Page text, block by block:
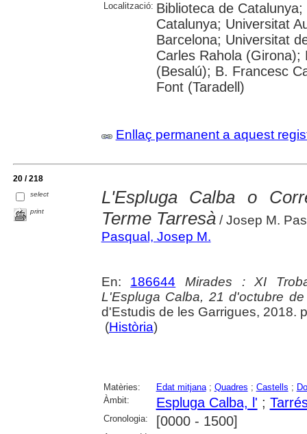
Localització: Biblioteca de
Catalunya; Universitat
Barcelona; Universitat
Carles Rahola
(Besalú); B. Francesc
Font (Taradell)
Enllaç permanent a aquest
20 / 218
select
print
L'Espluga Calba o
Terme Tarresà/ Josep M.
Pasqual, Josep M.
En: 186644
Mirades : XI
L'Espluga Calba, 21 d'octubre
d'Estudis de les Garrigues, 2018.
(Història)
Matèries: Edat mitjana; Quadres ; Castells ;
Àmbit:
Espluga Calba, l' ;
Cronologia: [0000 - 1500]